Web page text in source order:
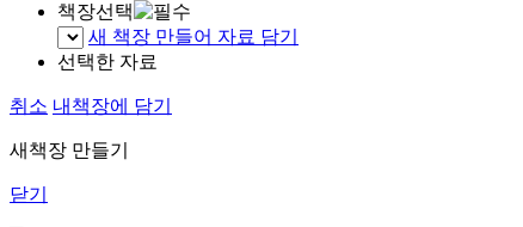
책장선택
새 책장 만들어 자료 담기
선택한 자료
취소 내책장에 담기
새책장 만들기
닫기